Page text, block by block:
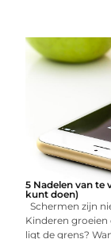
5 Nadelen van te
kunt doen)
Schermen zijn
Kinderen
ligt de grens?